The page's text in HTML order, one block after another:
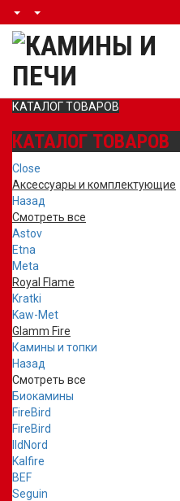
КАТАЛОГ ТОВАРОВ
КАТАЛОГ ТОВАРОВ
Close
Аксессуары и комплектующие
Назад
Смотреть все
Astov
Etna
Meta
Royal Flame
Kratki
Kaw-Met
Glamm Fire
Камины и топки
Назад
Смотреть все
Биокамины
FireBird
FireBird
IldNord
Kalfire
BEF
Seguin